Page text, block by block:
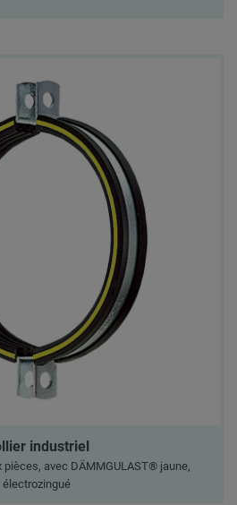
industriel
pièces, avec DÄMMGULAST® jaune,
électrozingué